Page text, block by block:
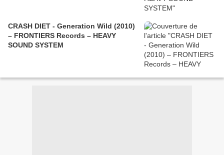
CRASH DIET - Generation Wild (2010)
– FRONTIERS Records – HEAVY
SOUND SYSTEM